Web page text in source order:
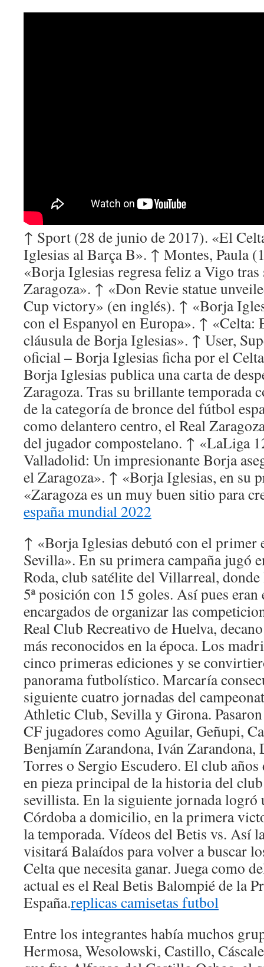
↑ Sport (28 de junio de 2017). «El
Iglesias al Barça B». ↑ Montes, Paula
«Borja Iglesias regresa feliz a Vigo tras
Zaragoza». ↑ «Don Revie statue
Cup victory» (en inglés). ↑ «Borja
con el Espanyol en Europa». ↑ «Celta:
cláusula de Borja Iglesias». ↑ User,
oficial – Borja Iglesias ficha por el
Borja Iglesias publica una carta de
Zaragoza. Tras su brillante temporada
de la categoría de bronce del fútbol
como delantero centro, el Real
del jugador compostelano. ↑ «LaLiga
Valladolid: Un impresionante Borja
el Zaragoza». ↑ «Borja Iglesias, en su
«Zaragoza es un muy buen sitio para
españa mundial 2022
↑ «Borja Iglesias debutó con el primer
Sevilla». En su primera campaña jugó
Roda, club satélite del Villarreal,
5ª posición con 15 goles. Así pues
encargados de organizar las
Real Club Recreativo de Huelva,
más reconocidos en la época. Los
cinco primeras ediciones y se
panorama futbolístico. Marcaría
siguiente cuatro jornadas del
Athletic Club, Sevilla y Girona.
CF jugadores como Aguilar, Geñupi,
Benjamín Zarandona, Iván
Torres o Sergio Escudero. El club
en pieza principal de la historia del
sevillista. En la siguiente jornada logró
Córdoba a domicilio, en la primera
la temporada. Vídeos del Betis vs. Así
visitará Balaídos para volver a buscar
Celta que necesita ganar. Juega como
actual es el Real Betis Balompié de la
España.replicas camisetas futbol
Entre los integrantes había muchos
Hermosa, Wesolowski, Castillo,